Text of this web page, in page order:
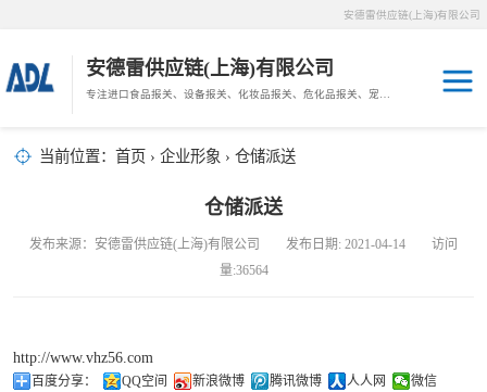
安德雷供应链(上海)有限公司
安德雷供应链(上海)有限公司
当前位置： 首页 › 企业形象 › 仓储派送
仓储派送
发布来源：安德雷供应链(上海)有限公司 发布日期: 2021-04-14 访问
量:36564
http://www.vhz56.com
百度分享： QQ空间 新浪微博 腾讯微博 人人网 微信
其他报关
宠物粮进口
木材报关
药材报关
汽车/游艇报关